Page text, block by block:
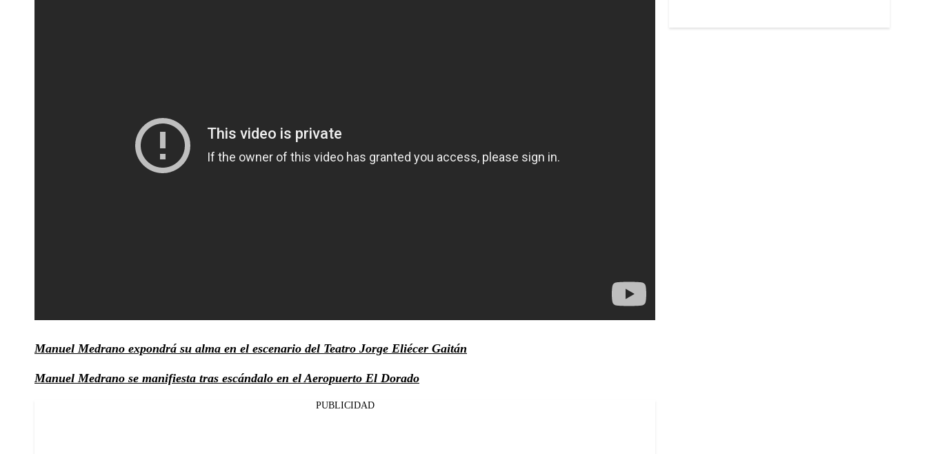
Manuel Medrano expondrá su alma en el escenario del Teatro Jorge Eliécer Gaitán
Manuel Medrano se manifiesta tras escándalo en el Aeropuerto El Dorado
PUBLICIDAD